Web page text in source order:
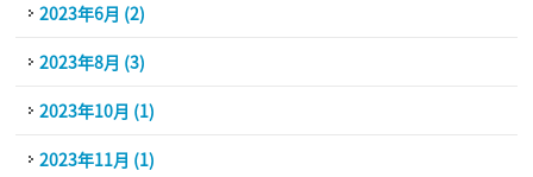
2023年6月 (2)
2023年8月 (3)
2023年10月 (1)
2023年11月 (1)